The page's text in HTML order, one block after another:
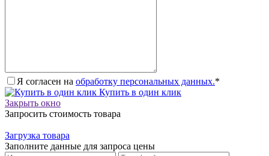
Я согласен на обработку персональных данных.*
Купить в один клик
Закрыть окно
Запросить стоимость товара
Загрузка товара
Заполните данные для запроса цены